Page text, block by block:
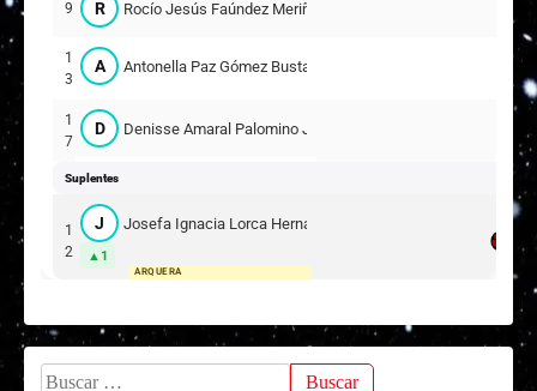
9 R Rocío Jesús Faúndez Meriño
1
3
A Antonella Paz Gómez Bustamante
1
7
D Denisse Amaral Palomino Jara
Suplentes
1
2
J Josefa Ignacia Lorca Hernández
1
ARQUERA
Buscar: